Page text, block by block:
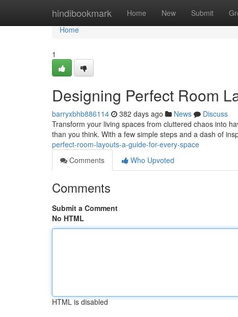
hindibookmark Home New Submit
Home
Home
1
Designing Perfect Room
barryxbhb886114 382 days ago News
Discuss
Transform your living spaces from cluttered chaos into
than you think. With a few simple steps and a dash of
perfect-room-layouts-a-guide-for-every-space
Comments
Who Upvoted
Comments
Submit a Comment
No HTML
HTML is disabled